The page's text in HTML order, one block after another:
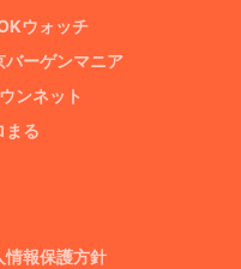
ウォッチ
バーゲンマニア
ンネット
まる
情報保護方針